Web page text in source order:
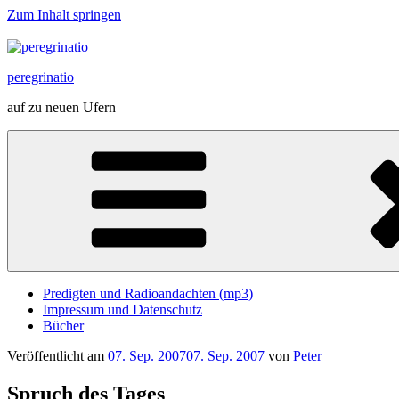
Zum Inhalt springen
peregrinatio
auf zu neuen Ufern
Predigten und Radioandachten (mp3)
Impressum und Datenschutz
Bücher
Veröffentlicht am 07. Sep. 200707. Sep. 2007 von Peter
Spruch des Tages